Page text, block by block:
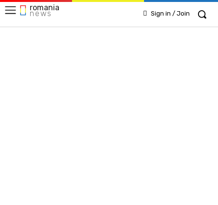
romania
news Sign in / Join